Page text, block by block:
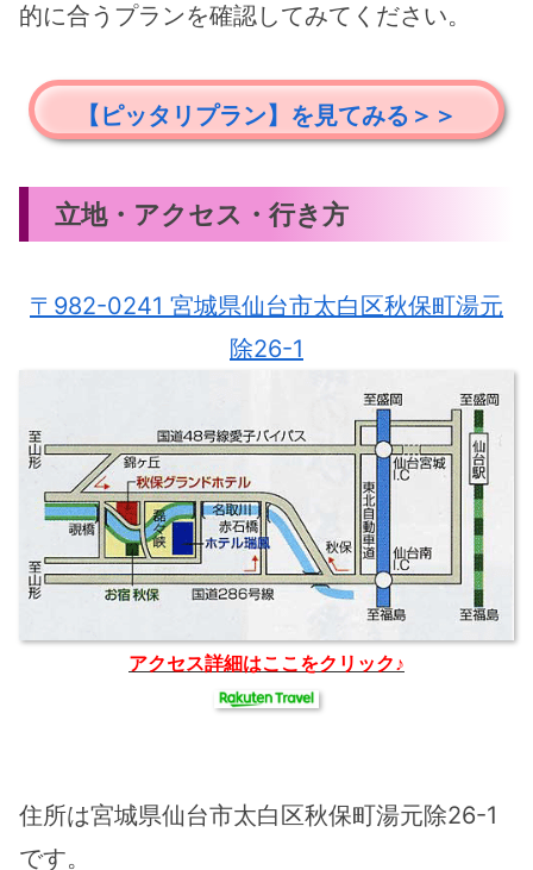
的に合うプランを確認してみてください。
【ピッタリプラン】を見てみる＞＞
立地・アクセス・行き方
〒982-0241 宮城県仙台市太白区秋保町湯元
除26-1
アクセス詳細はここをクリック♪
住所は宮城県仙台市太白区秋保町湯元除26-1
です。